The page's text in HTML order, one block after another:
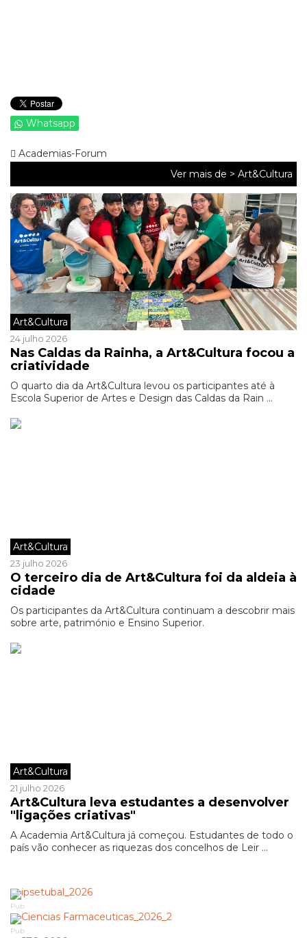
Whatsapp
Academias-Forum
Ver mais de > Art&Cultura
Art&Cultura
24 julho 2026
Nas Caldas da Rainha, a Art&Cultura focou a
criatividade
O quarto dia da Art&Cultura levou os participantes até à
Escola Superior de Artes e Design das Caldas da Rain ...
Art&Cultura
23 julho 2026
O terceiro dia de Art&Cultura foi da aldeia à
cidade
Os participantes da Art&Cultura continuam a descobrir mais
sobre arte, património e Ensino Superior.
Art&Cultura
21 julho 2026
Art&Cultura leva estudantes a desenvolver
"ligações criativas"
A Academia Art&Cultura já começou. Estudantes de todo o
país vão conhecer as riquezas dos concelhos de Leir ...
Pub
Pub